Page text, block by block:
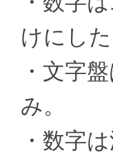
けにした
・文字
み。
・数字